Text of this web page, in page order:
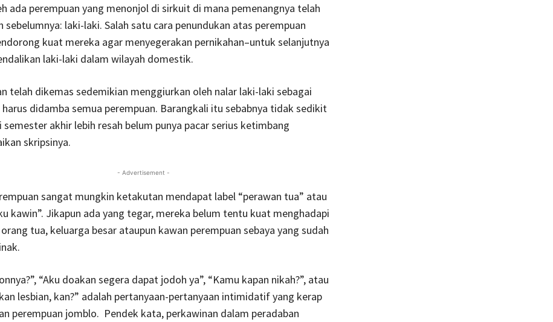
ada perempuan yang menonjol di sirkuit di mana pemenangnya telah
sebelumnya: laki-laki. Salah satu cara penundukan atas perempuan
kuat mereka agar menyegerakan pernikahan–untuk selanjutnya
laki-laki dalam wilayah domestik.
telah dikemas sedemikian menggiurkan oleh nalar laki-laki sebagai
harus didamba semua perempuan. Barangkali itu sebabnya tidak sedikit
semester akhir lebih resah belum punya pacar serius ketimbang
skripsinya.
- Advertisement -
sangat mungkin ketakutan mendapat label “perawan tua” atau
kawin”. Jikapun ada yang tegar, mereka belum tentu kuat menghadapi
tua, keluarga besar ataupun kawan perempuan sebaya yang sudah
“Aku doakan segera dapat jodoh ya”, “Kamu kapan nikah?”, atau
lesbian, kan?” adalah pertanyaan-pertanyaan intimidatif yang kerap
perempuan jomblo. Pendek kata, perkawinan dalam peradaban